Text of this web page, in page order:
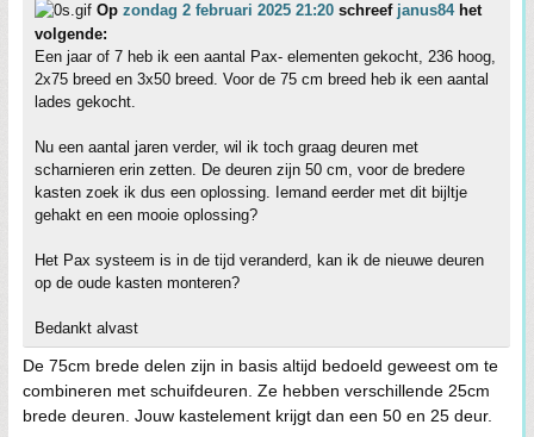
Op zondag 2 februari 2025 21:20 schreef janus84het
volgende:
Een jaar of 7 heb ik een aantal Pax- elementen gekocht, 236 hoog,
2x75 breed en 3x50 breed. Voor de 75 cm breed heb ik een aantal
lades gekocht.
Nu een aantal jaren verder, wil ik toch graag deuren met
scharnieren erin zetten. De deuren zijn 50 cm, voor de bredere
kasten zoek ik dus een oplossing. Iemand eerder met dit bijltje
gehakt en een mooie oplossing?
Het Pax systeem is in de tijd veranderd, kan ik de nieuwe deuren
op de oude kasten monteren?
Bedankt alvast
De 75cm brede delen zijn in basis altijd bedoeld geweest om te
combineren met schuifdeuren. Ze hebben verschillende 25cm
brede deuren. Jouw kastelement krijgt dan een 50 en 25 deur.